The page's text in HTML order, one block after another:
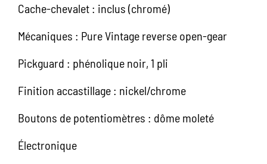
Cache-chevalet : inclus (chromé)
Mécaniques : Pure Vintage reverse open-gear
Pickguard : phénolique noir, 1 pli
Finition accastillage : nickel/chrome
Boutons de potentiomètres : dôme moleté
Électronique